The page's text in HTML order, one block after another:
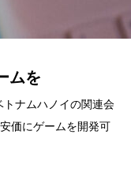
ムを
ナムハノイの関連会
価にゲームを開発可